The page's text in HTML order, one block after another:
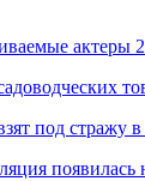
актеры
под стражу